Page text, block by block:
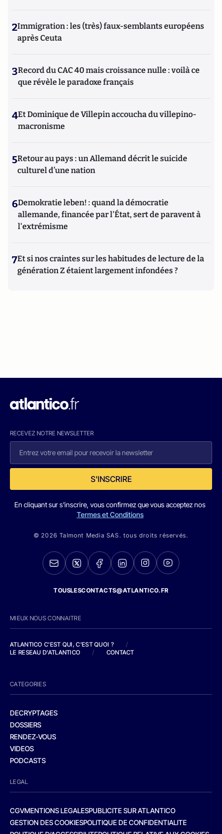
2Immigration : les (très) faux-semblants européens
après Ceuta
3Record du CAC 40 mais croissance nulle : voilà ce
que révèle le paradoxe français
4Et Dominique de Villepin accoucha du villepino-
macronisme
5Retour au pays : un Allemand décrit le suicide
culturel d’une nation
6Demokratie leben! : quand la démocratie
allemande, financée par l'État, sert de paravent à
l'extrémisme
7Et si nos craintes sur les habitudes de lecture de la
génération Z étaient largement infondées ?
RECEVEZ NOTRE NEWSLETTER
S'INSCRIRE
En cliquant sur s'inscrire, vous confirmez que vous acceptez nos
Termes et Conditions
© 2026 Talmont Media SAS. tous droits réservés.
TOUSLESCONTACTS@ATLANTICO.FR
MIEUX NOUS CONNAITRE
ATLANTICO C'EST QUI, C'EST QUOI ?
/
LE RESEAU D'ATLANTICO
/ CONTACT
CATEGORIES
DECRYPTAGES
DOSSIERS
RENDEZ-VOUS
VIDEOS
PODCASTS
LEGAL
CGVMENTIONS LEGALESPUBLICITE SUR ATLANTICO
GESTION DES COOKIESPOLITIQUE DE CONFIDENTIALITE